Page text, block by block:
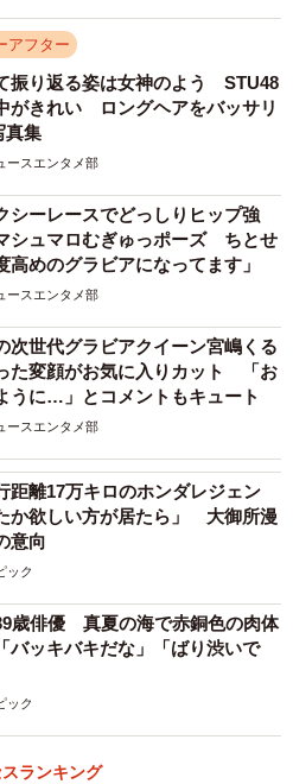
アフター
振り返る姿は女神のよう STU48
がきれい ロングヘアをバッサリ
真集
ースエンタメ部
シーレースでどっしりヒップ強
ュマロむぎゅっポーズ ちとせ
高めのグラビアになってます」
ースエンタメ部
次世代グラビアクイーン宮嶋くる
変顔がお気に入りカット 「お
うに…」とコメントもキュート
ースエンタメ部
距離17万キロのホンダレジェン
か欲しい方が居たら」 大御所漫
意向
ック
歳俳優 真夏の海で赤銅色の肉体
ッキバキだな」「ばり渋いで
ック
ランキング